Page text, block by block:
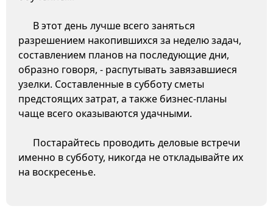
В этот день лучше всего заняться
разрешением накопившихся за неделю задач,
составлением планов на последующие дни,
образно говоря, - распутывать завязавшиеся
узелки. Составленные в субботу сметы
предстоящих затрат, а также бизнес-планы
чаще всего оказываются удачными.
Постарайтесь проводить деловые встречи
именно в субботу, никогда не откладывайте их
на воскресенье.